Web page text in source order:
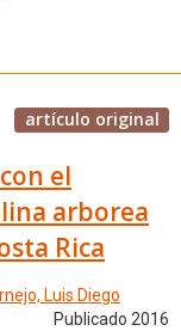
artículo original
el
arborea
Rica
Luis Diego
Publicado 2016